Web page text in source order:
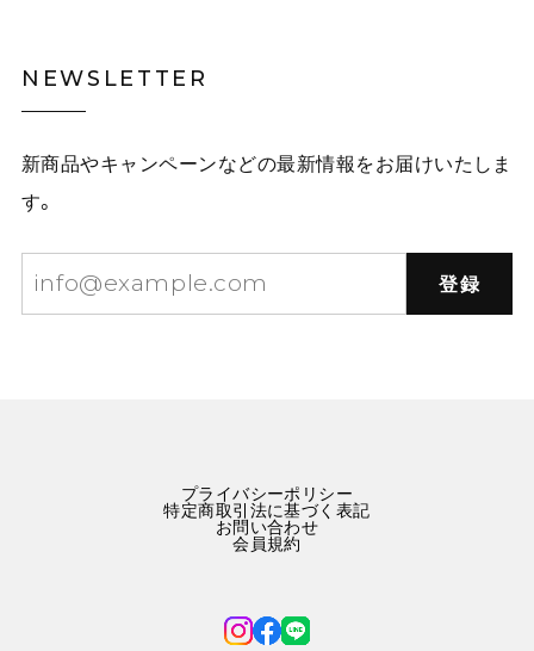
NEWSLETTER
新商品やキャンペーンなどの最新情報をお届けいたしま
す。
登録
プライバシーポリシー
特定商取引法に基づく表記
お問い合わせ
会員規約